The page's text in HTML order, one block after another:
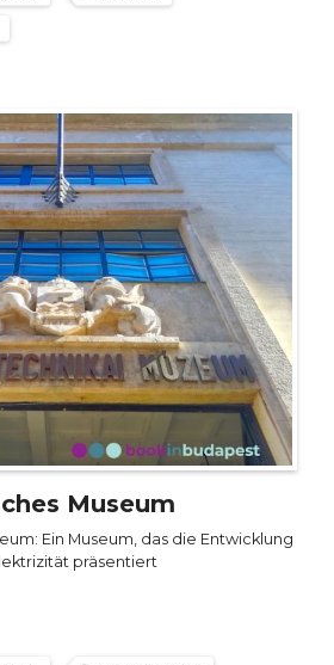
Museum
Ein Museum, das die Entwicklung
präsentiert